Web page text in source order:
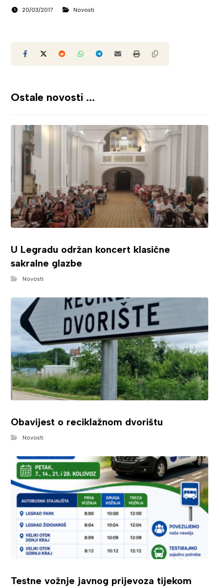
20/03/2017 Novosti
Ostale novosti ...
U Legradu održan koncert klasične
sakralne glazbe
Novosti
Obavijest o reciklažnom dvorištu
Novosti
Testne vožnje javnog prijevoza tijekom